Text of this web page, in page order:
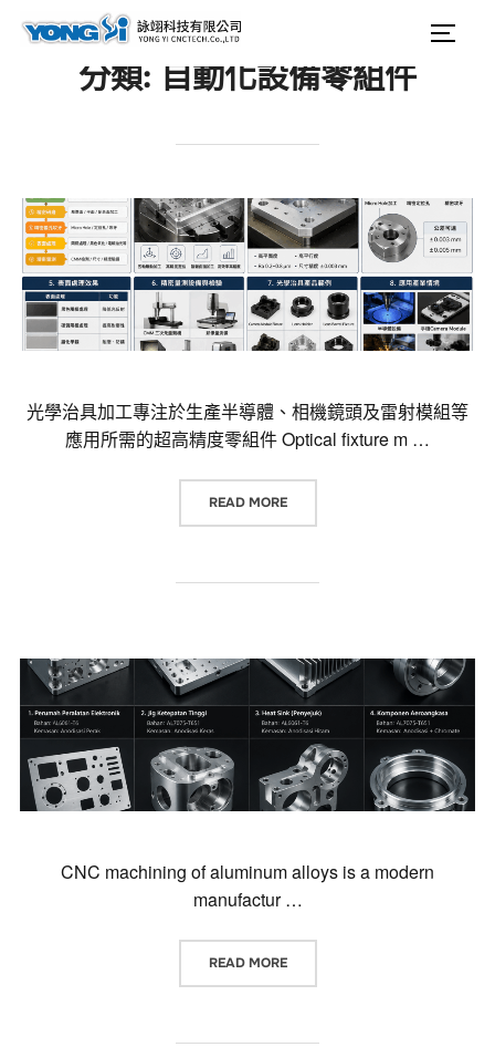
分類: 自動化設備零組件
光學治具加工專注於生產半導體、相機鏡頭及雷射模組等
應用所需的超高精度零組件 Optical fixture m …
READ MORE“光學治具加工（OPTICAL
CNC machining of aluminum alloys is a modern
manufactur …
READ MORE“鋁合金 CNC 加工是利用電腦數